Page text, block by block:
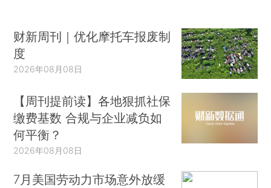
财新周刊｜优化摩托车报废制
度
2026年08月08日
【周刊提前读】各地狠抓社保
缴费基数 合规与企业减负如
何平衡？
2026年08月08日
7月美国劳动力市场意外放缓